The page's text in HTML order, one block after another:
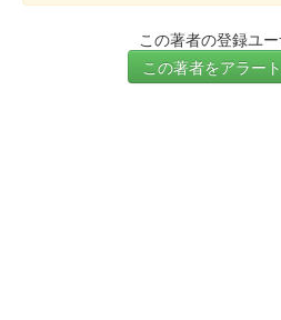
この著者の登録ユ
この著者をアラー